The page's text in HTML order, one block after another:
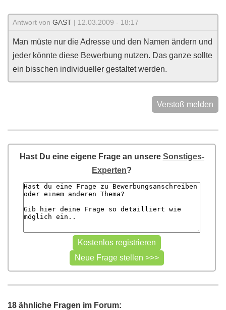
Antwort von GAST | 12.03.2009 - 18:17
Man müste nur die Adresse und den Namen ändern und
jeder könnte diese Bewerbung nutzen. Das ganze sollte
ein bisschen individueller gestaltet werden.
Verstoß melden
Hast Du eine eigene Frage an unsere Sonstiges-
Experten?
18 ähnliche Fragen im Forum: